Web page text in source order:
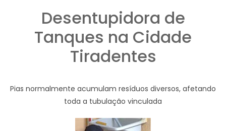
Desentupidora de
Tanques na Cidade
Tiradentes
Pias normalmente acumulam resíduos diversos, afetando
toda a tubulação vinculada